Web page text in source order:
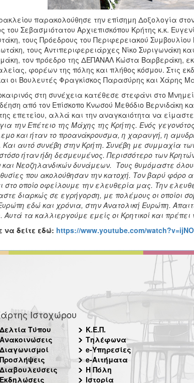
παρακολούθησε την επίσημη Δοξολογία
του Σεβασμιότατου Αρχιεπισκόπου Κρήτης κ.κ.
τους Πρόεδρους του Περιφερειακού
τους Αντιπεριφερειάρχες Νίκο Συριγωνάκη
τον πρόεδρο της ΔΕΠΑΝΑΛ Κώστα Βαρβεράκη,
φορέων της πόλης και πλήθος κόσμου. Στις
οι Βουλευτές Φραγκίσκος Παρασύρης και Χάρης
στη συνέχεια κατέθεσε στεφάνι στο
από τον Επίσκοπο Κνωσού Μεθόδιο Βερνιδάκη
επετείου, αλλά και την αναγκαιότητα να
την Επέτειο της Μάχης της Κρήτης. Ενός
και ήταν το προανάκρουσμα, η χαραυγή, η
αυτό συνέβη στην Κρήτη. Συνέβη με συμμαχία
ήταν ήδη δεσμευμένος. Περισσότερο των
Νεοζηλανδικών δυνάμεων. Τους θυμόμαστε
θυσίες που ακολούθησαν την κατοχή. Τον βαρύ
στο οποίο οφείλουμε την ελευθερία μας. Την
διαρκώς σε εγρήγορση, με πολέμους οι οποίοι
εδώ και χρόνια, στην Ανατολική Ευρώπη.
Αυτά τα καλλιεργούμε εμείς οι Κρητικοί και
να δείτε εδώ: https://www.youtube.com/
Ιστοχώρου
Δελτία Τύπου
Ανακοινώσεις
Διαγωνισμοί
Προσλήψεις
Διαβουλεύσεις
Εκδηλώσεις
Κ.Ε.Π.
Τηλέφωνα
e-Υπηρεσίες
e-Αιτήματα
Η Πόλη
Ιστορία